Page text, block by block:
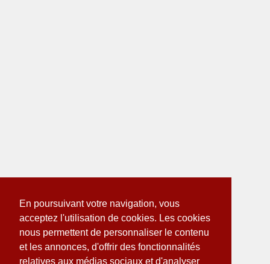
En poursuivant votre navigation, vous
acceptez l'utilisation de cookies. Les cookies
nous permettent de personnaliser le contenu
et les annonces, d'offrir des fonctionnalités
relatives aux médias sociaux et d'analyser